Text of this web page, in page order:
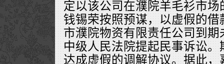
定以该公司在濮院羊毛衫市
钱锡荣按照预谋，以虚假的
市濮院物资有限责任公司到
中级人民法院提起民事诉讼
达成虚假的调解协议。据此